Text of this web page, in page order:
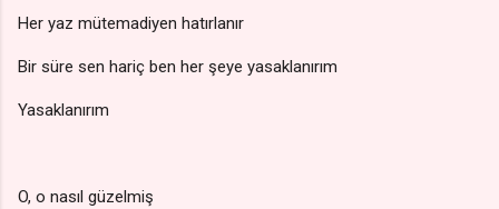
Her yaz mütemadiyen hatırlanır
Bir süre sen hariç ben her şeye yasaklanırım
Yasaklanırım
O, o nasıl güzelmiş